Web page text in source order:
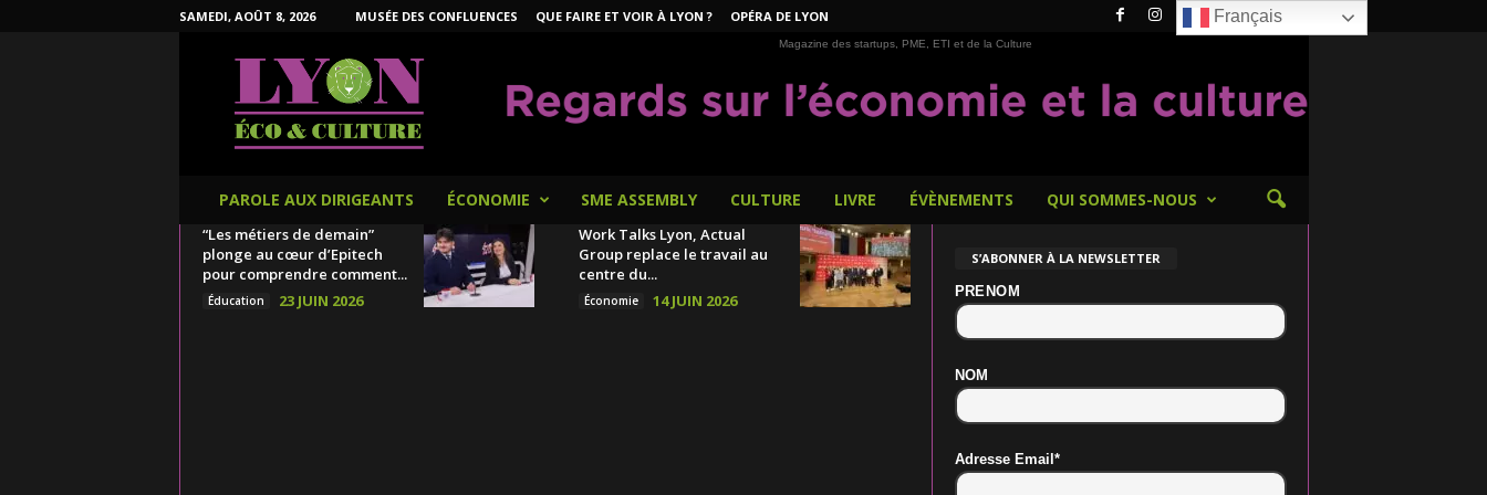
SAMEDI, AOÛT 8, 2026 MUSÉE DES CONFLUENCES QUE FAIRE ET VOIR À LYON ? OPÉRA DE LYON
Magazine des startups, PME, ETI et de la Culture
PAROLE AUX DIRIGEANTS ÉCONOMIE SME ASSEMBLY CULTURE LIVRE ÉVÈNEMENTS QUI SOMMES-NOUS
“Les métiers de demain”
plonge au cœur d’Epitech
pour comprendre comment...
Éducation 23 JUIN 2026
Work Talks Lyon, Actual
Group replace le travail au
centre du...
Économie 14 JUIN 2026
S’ABONNER À LA NEWSLETTER
PRENOM
NOM
Adresse Email*
Français